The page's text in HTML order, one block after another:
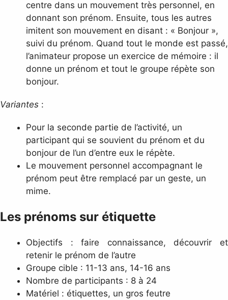
centre dans un mouvement très personnel, en
donnant son prénom. Ensuite, tous les autres
imitent son mouvement en disant : « Bonjour »,
suivi du prénom. Quand tout le monde est passé,
l’animateur propose un exercice de mémoire : il
donne un prénom et tout le groupe répète son
bonjour.
Variantes :
Pour la seconde partie de l’activité, un
participant qui se souvient du prénom et du
bonjour de l’un d’entre eux le répète.
Le mouvement personnel accompagnant le
prénom peut être remplacé par un geste, un
mime.
Les prénoms sur étiquette
Objectifs : faire connaissance, découvrir et
retenir le prénom de l’autre
Groupe cible : 11-13 ans, 14-16 ans
Nombre de participants : 8 à 24
Matériel : étiquettes, un gros feutre